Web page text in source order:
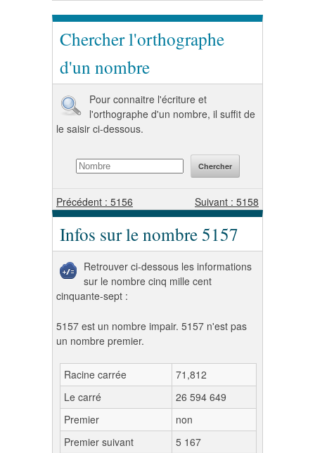
Chercher l'orthographe
d'un nombre
Pour connaitre l'écriture et
l'orthographe d'un nombre, il suffit de
le saisir ci-dessous.
Précédent : 5156 Suivant : 5158
Infos sur le nombre 5157
Retrouver ci-dessous les informations
sur le nombre cinq mille cent
cinquante-sept :
5157 est un nombre impair. 5157 n'est pas
un nombre premier.
Racine carrée
71,812
Le carré
26 594 649
Premier
non
Premier suivant
5 167